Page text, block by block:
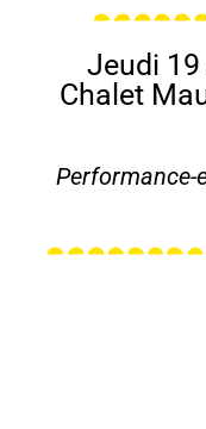
Jeudi 19
Chalet
Performance-